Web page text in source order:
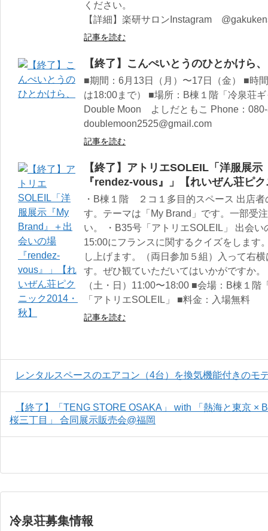
ください。
【詳細】楽研サロンInstagram
記事を読む
【終了】こんぺいとうのひとかけら、
■期間：6月13日（月）〜17日（金） ■時
は18:00まで） ■場所：B棟１階「冷泉荘
Double Moon よしだともこ Phone：
doublemoon2525@gmail.com
記事を読む
【終了】アトリエSOLEIL「洋服展
『rendez-vous』」【れいぜん荘ピ
・B棟１階 ２コ１多目的スペース 出店
す。テーマは「My Brand」です。一部受
い。 ・B35号「アトリエSOLEIL」 出会
15:00にフランスに関するクイズをします
し上げます。（両日参加５組）入って右
す。ぜひ観ていただいてはいかがですか
（土・日）11:00〜18:00 ■会場：B棟１
「アトリエSOLEIL」 ■料金：入場無料
記事を読む
レンタルスペースのエアコン（4台）を換気機能付きのモ
【終了】「TENG STORE OSAKA」 with 「熱海と東京 ×
桜三丁目」 合同展示販売会@福岡
冷泉荘募集情報